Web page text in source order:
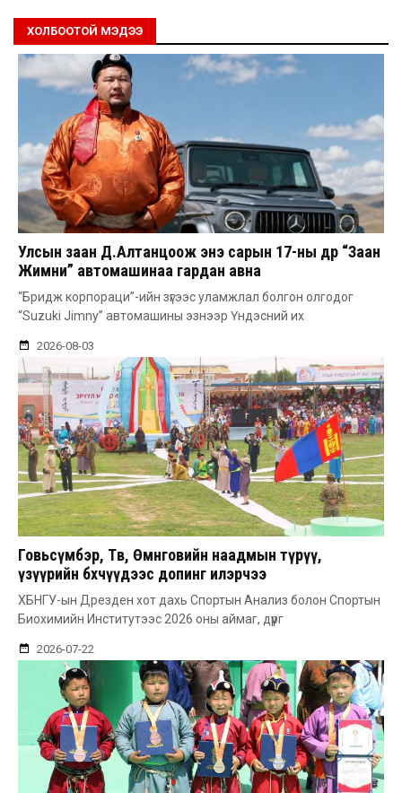
ХОЛБООТОЙ МЭДЭЭ
Улсын заан Д.Алтанцоож энэ сарын 17-ны өдөр “Заан
Жимни” автомашинаа гардан авна
“Бридж корпораци”-ийн зүгээс уламжлал болгон олгодог
“Suzuki Jimny” автомашины эзнээр Үндэсний их
2026-08-03
Говьсүмбэр, Төв, Өмнөговийн наадмын түрүү,
үзүүрийн бөхчүүдээс допинг илэрчээ
ХБНГУ-ын Дрезден хот дахь Спортын Анализ болон Спортын
Биохимийн Институтээс 2026 оны аймаг, дүүрг
2026-07-22